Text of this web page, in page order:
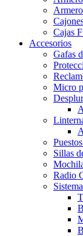
Cajas
Accesorios
Gafas
Micro
Sillas
Radio